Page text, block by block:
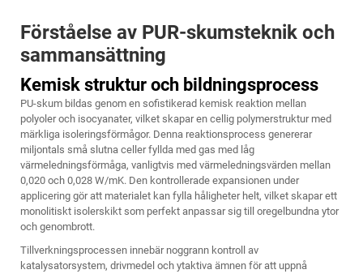
Förståelse av PUR-skumsteknik och
sammansättning
Kemisk struktur och bildningsprocess
PU-skum bildas genom en sofistikerad kemisk reaktion mellan
polyoler och isocyanater, vilket skapar en cellig polymerstruktur med
märkliga isoleringsförmågor. Denna reaktionsprocess genererar
miljontals små slutna celler fyllda med gas med låg
värmeledningsförmåga, vanligtvis med värmeledningsvärden mellan
0,020 och 0,028 W/mK. Den kontrollerade expansionen under
applicering gör att materialet kan fylla håligheter helt, vilket skapar ett
monolitiskt isolerskikt som perfekt anpassar sig till oregelbundna ytor
och genombrott.
Tillverkningsprocessen innebär noggrann kontroll av
katalysatorsystem, drivmedel och ytaktiva ämnen för att uppnå